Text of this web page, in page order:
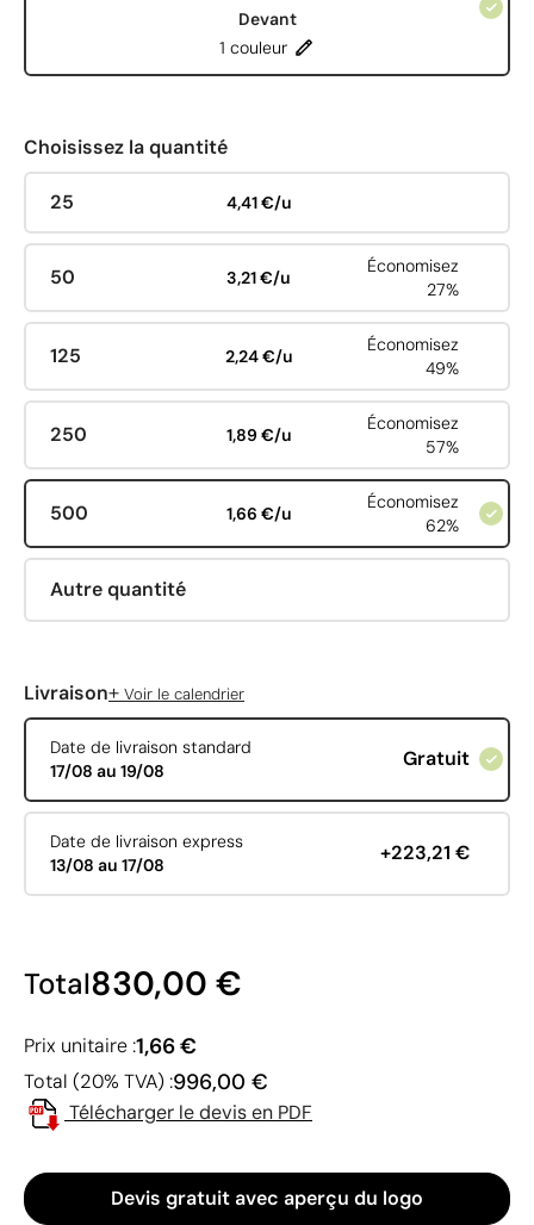
Devant
1 couleur
Choisissez la quantité
25 4,41 €/u
50 3,21 €/u
Économisez
27%
125 2,24 €/u
Économisez
49%
250 1,89 €/u
Économisez
57%
500 1,66 €/u
Économisez
62%
Autre quantité
Livraison+ Voir le calendrier
Date de livraison standard
17/08 au 19/08
Gratuit
Date de livraison express
13/08 au 17/08
+223,21 €
Total830,00 €
Prix unitaire :1,66 €
Total (20% TVA) :996,00 €
Télécharger le devis en PDF
Devis gratuit avec aperçu du logo